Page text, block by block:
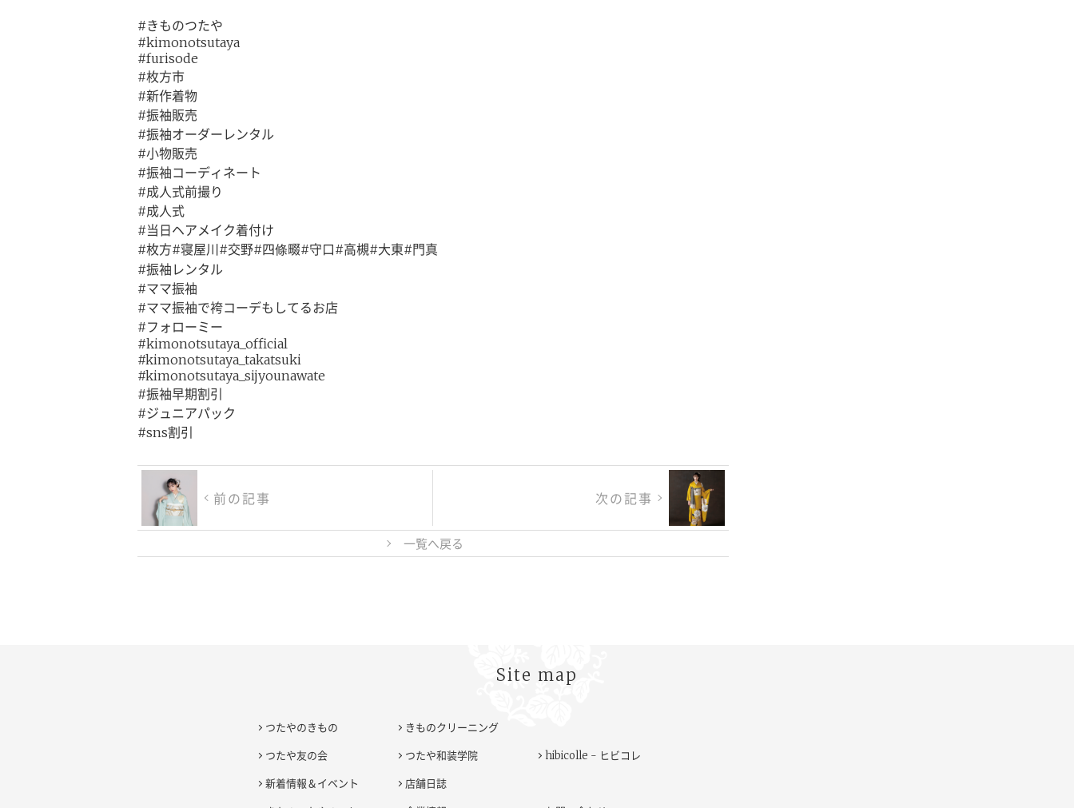
#きものつたや
#kimonotsutaya
#furisode
#枚方市
#新作着物
#振袖販売
#振袖オーダーレンタル
#小物販売
#振袖コーディネート
#成人式前撮り
#成人式
#当日ヘアメイク着付け
#枚方#寝屋川#交野#四條畷#守口#高槻#大東#門真
#振袖レンタル
#ママ振袖
#ママ振袖で袴コーデもしてるお店
#フォローミー
#kimonotsutaya_official
#kimonotsutaya_takatsuki
#kimonotsutaya_sijyounawate
#振袖早期割引
#ジュニアパック
#sns割引
前の記事 次の記事
一覧へ戻る
Site map
つたやのきもの きものクリーニング
つたや友の会 つたや和装学院 hibicolle - ヒビコレ
新着情報＆イベント 店舗日誌